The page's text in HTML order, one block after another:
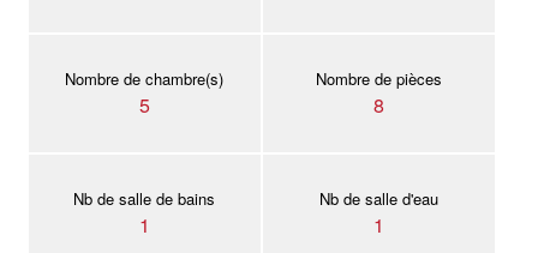
Nombre de chambre(s)
5
Nombre de pièces
8
Nb de salle de bains
1
Nb de salle d'eau
1